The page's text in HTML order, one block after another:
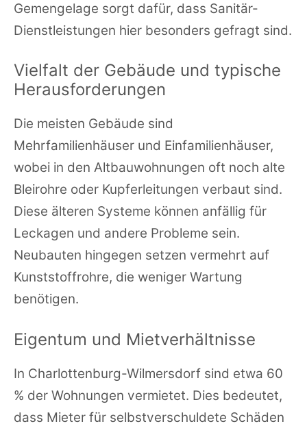
Gemengelage sorgt dafür, dass Sanitär-
Dienstleistungen hier besonders gefragt sind.
Vielfalt der Gebäude und typische
Herausforderungen
Die meisten Gebäude sind
Mehrfamilienhäuser und Einfamilienhäuser,
wobei in den Altbauwohnungen oft noch alte
Bleirohre oder Kupferleitungen verbaut sind.
Diese älteren Systeme können anfällig für
Leckagen und andere Probleme sein.
Neubauten hingegen setzen vermehrt auf
Kunststoffrohre, die weniger Wartung
benötigen.
Eigentum und Mietverhältnisse
In Charlottenburg-Wilmersdorf sind etwa 60
% der Wohnungen vermietet. Dies bedeutet,
dass Mieter für selbstverschuldete Schäden